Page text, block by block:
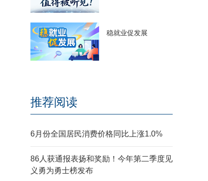
稳就业促发展
推荐阅读
6月份全国居民消费价格同比上涨1.0%
86人获通报表扬和奖励！今年第二季度见
义勇为勇士榜发布